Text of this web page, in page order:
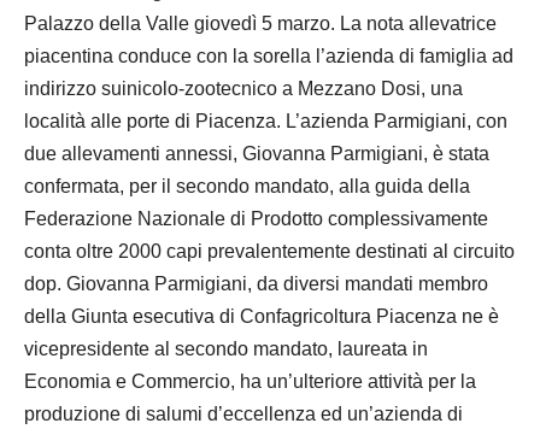
Palazzo della Valle giovedì 5 marzo. La nota allevatrice
piacentina conduce con la sorella l’azienda di famiglia ad
indirizzo suinicolo-zootecnico a Mezzano Dosi, una
località alle porte di Piacenza. L’azienda Parmigiani, con
due allevamenti annessi, Giovanna Parmigiani, è stata
confermata, per il secondo mandato, alla guida della
Federazione Nazionale di Prodotto complessivamente
conta oltre 2000 capi prevalentemente destinati al circuito
dop. Giovanna Parmigiani, da diversi mandati membro
della Giunta esecutiva di Confagricoltura Piacenza ne è
vicepresidente al secondo mandato, laureata in
Economia e Commercio, ha un’ulteriore attività per la
produzione di salumi d’eccellenza ed un’azienda di